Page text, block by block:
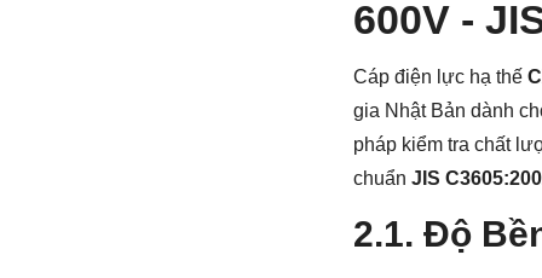
600V -
Cáp điện lực hạ thế
gia Nhật Bản dành
pháp kiểm tra chất
chuẩn JIS
2.1. Độ